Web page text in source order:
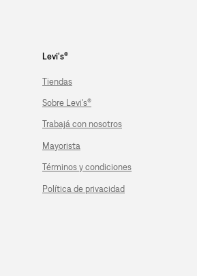
Levi's®
Tiendas
Sobre Levi's®
Trabajá con nosotros
Mayorista
Términos y condiciones
Política de privacidad